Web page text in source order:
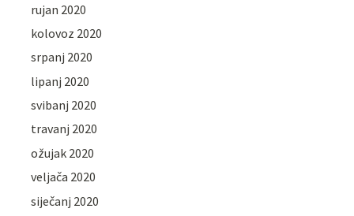
rujan 2020
kolovoz 2020
srpanj 2020
lipanj 2020
svibanj 2020
travanj 2020
ožujak 2020
veljača 2020
siječanj 2020